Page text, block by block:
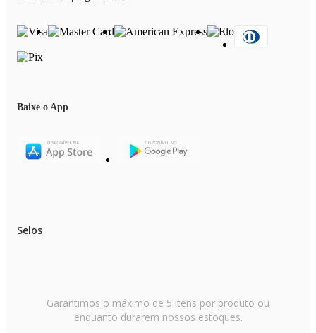
Baixe o App
Selos
Garantimos o máximo de 5 itens por produto ou
enquanto durarem nossos estoques.